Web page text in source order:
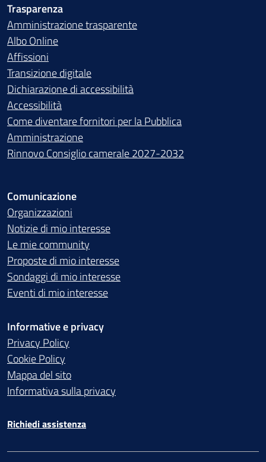
Trasparenza
Amministrazione trasparente
Albo Online
Affissioni
Transizione digitale
Dichiarazione di accessibilità
Accessibilità
Come diventare fornitori per la Pubblica
Amministrazione
Rinnovo Consiglio camerale 2027-2032
Comunicazione
Organizzazioni
Notizie di mio interesse
Le mie community
Proposte di mio interesse
Sondaggi di mio interesse
Eventi di mio interesse
Informative e privacy
Privacy Policy
Cookie Policy
Mappa del sito
Informativa sulla privacy
Richiedi assistenza